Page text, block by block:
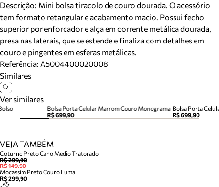
Descrição: Mini bolsa tiracolo de couro dourada. O acessório
tem formato retangular e acabamento macio. Possui fecho
superior por enforcador e alça em corrente metálica dourada,
presa nas laterais, que se estende e finaliza com detalhes em
couro e pingentes em esferas metálicas.
Referência: A5004400020008
Similares
Ver similares
Bolsa Porta Celular Marrom Couro Monograma
R$ 699,90
Bolsa Porta
R$ 699,90
VEJA TAMBÉM
Coturno Preto Cano Medio Tratorado
R$ 299,90
R$ 149,90
Mocassim Preto Couro Luma
R$ 299,90